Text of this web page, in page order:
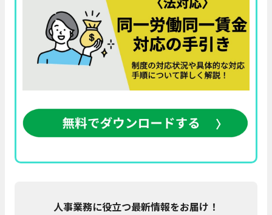
人事業務に役立つ最新情報をお届け！